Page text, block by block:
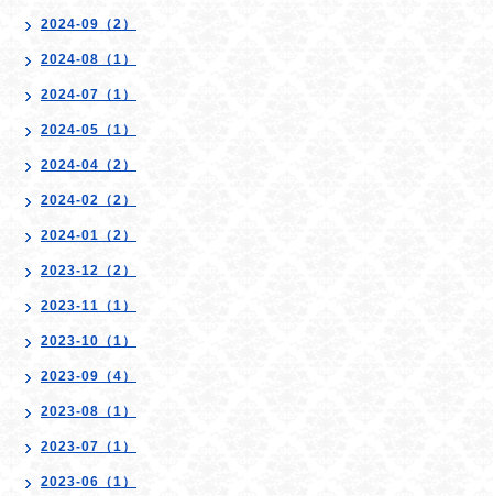
2024-09（2）
2024-08（1）
2024-07（1）
2024-05（1）
2024-04（2）
2024-02（2）
2024-01（2）
2023-12（2）
2023-11（1）
2023-10（1）
2023-09（4）
2023-08（1）
2023-07（1）
2023-06（1）